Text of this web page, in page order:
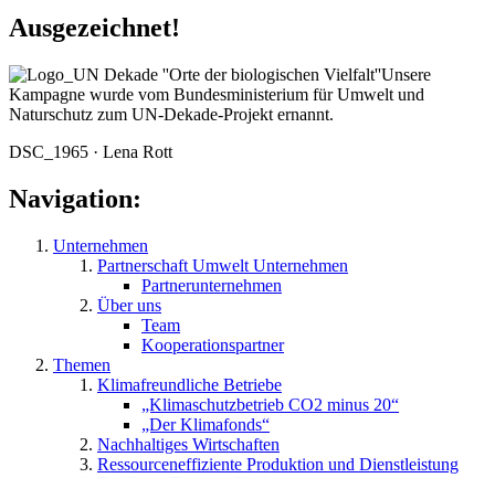
Ausgezeichnet!
Unsere
Kampagne wurde vom Bundesministerium für Umwelt und
Naturschutz zum UN-Dekade-Projekt ernannt.
DSC_1965 · Lena Rott
Navigation:
Unternehmen
Partnerschaft Umwelt Unternehmen
Partnerunternehmen
Über uns
Team
Kooperationspartner
Themen
Klimafreundliche Betriebe
„Klimaschutzbetrieb CO2 minus 20“
„Der Klimafonds“
Nachhaltiges Wirtschaften
Ressourceneffiziente Produktion und Dienstleistung